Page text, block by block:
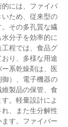
には、ファイバ
ため、従来型の
その多孔質な繊
分子を効率的に
程では、食品グ
り、多様な用途
系乾燥剤は、医
）、電子機器の
製品の保管、食
。軽量設計によ
、また生分解性
す。ファイバー